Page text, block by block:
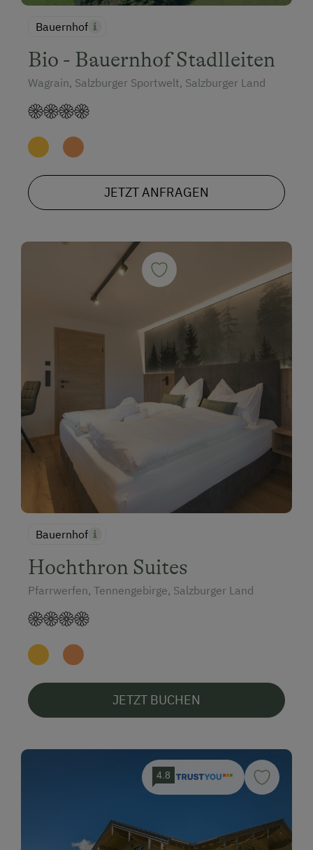
Bauernhof
Bio - Bauernhof Stadlleiten
Wagrain, Salzburger Sportwelt, Salzburger Land
JETZT ANFRAGEN
Bauernhof
Hochthron Suites
Pfarrwerfen, Tennengebirge, Salzburger Land
JETZT BUCHEN
4.8